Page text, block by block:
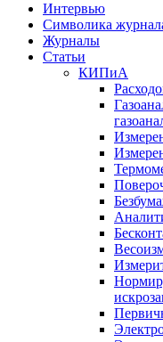
Интервью
Символика
Журналы
Статьи
КИПиА